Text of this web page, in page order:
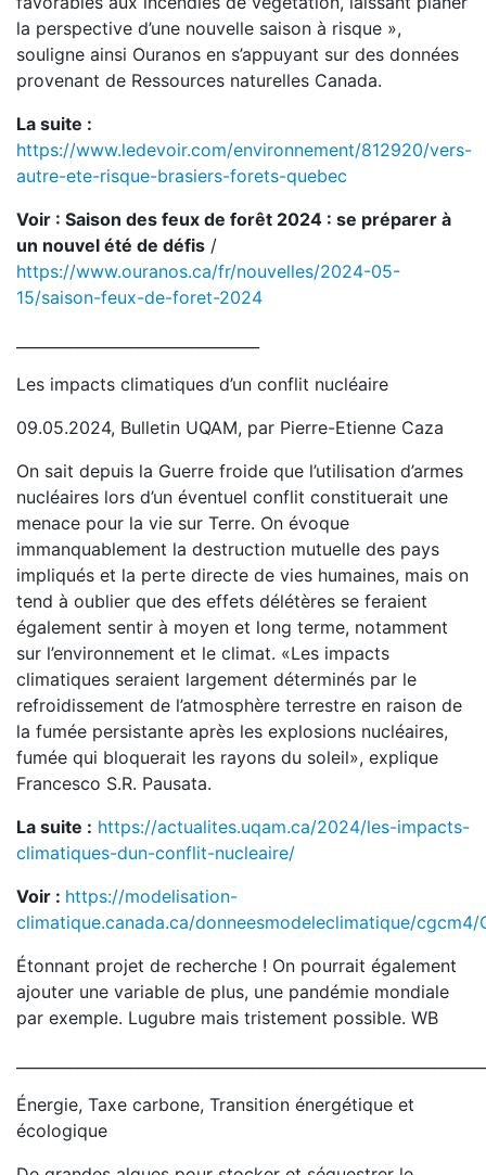
la perspective d’une nouvelle saison à risque »,
souligne ainsi Ouranos en s’appuyant sur des données
provenant de Ressources naturelles Canada.
La suite :
https://www.ledevoir.com/environnement/812920/vers-
autre-ete-risque-brasiers-forets-quebec
Voir : Saison des feux de forêt 2024 : se préparer à
un nouvel été de défis /
https://www.ouranos.ca/fr/nouvelles/2024-05-
15/saison-feux-de-foret-2024
Les impacts climatiques d’un conflit nucléaire
09.05.2024, Bulletin UQAM, par Pierre-Etienne Caza
On sait depuis la Guerre froide que l’utilisation d’armes
nucléaires lors d’un éventuel conflit constituerait une
menace pour la vie sur Terre. On évoque
immanquablement la destruction mutuelle des pays
impliqués et la perte directe de vies humaines, mais on
tend à oublier que des effets délétères se feraient
également sentir à moyen et long terme, notamment
sur l’environnement et le climat. «Les impacts
climatiques seraient largement déterminés par le
refroidissement de l’atmosphère terrestre en raison de
la fumée persistante après les explosions nucléaires,
fumée qui bloquerait les rayons du soleil», explique
Francesco S.R. Pausata.
La suite : https://actualites.uqam.ca/2024/les-impacts-
climatiques-dun-conflit-nucleaire/
Voir : https://modelisation-
climatique.canada.ca/donneesmodeleclimatique/cgcm4/
Étonnant projet de recherche ! On pourrait également
ajouter une variable de plus, une pandémie mondiale
par exemple. Lugubre mais tristement possible. WB
Énergie, Taxe carbone, Transition énergétique et
écologique